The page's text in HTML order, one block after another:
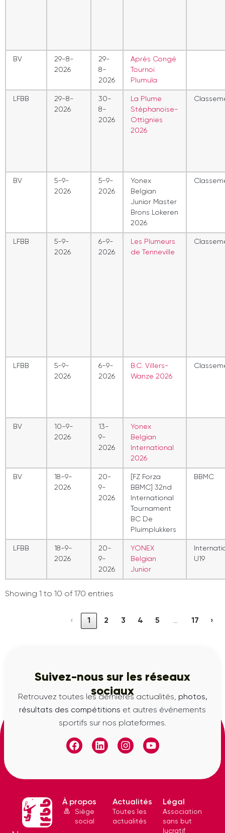
BV
29-8-
2026
29-
8-
2026
Après Congé
Tournoi
Plumula
LFBB
29-8-
2026
30-
8-
2026
La Plume
Stéphanoise-
Ottignies
2026
BV
5-9-
2026
5-9-
2026
Yonex
Belgian
Junior Master
Brons Lokeren
2026
LFBB
5-9-
2026
6-9-
2026
Les Plumeurs
de Tenneville
LFBB
5-9-
2026
6-9-
2026
B.C. Villers-
Wanze 2026
BV
10-9-
2026
13-
9-
2026
Yonex
Belgian
International
2026
BV
18-9-
2026
20-
9-
2026
[FZ Forza
BBMC] 32nd
International
Tournament
BC De
Pluimplukkers
BBMC
LFBB
18-9-
2026
20-
9-
2026
YONEX
Belgian
Junior
U19
Showing 1 to 10 of 170 entries
‹ 1 2 3 4 5 … 17 ›
Suivez-nous sur les réseaux
sociaux
Retrouvez toutes les dernières actualités, photos,
résultats des compétitions et autres événements
sportifs sur nos plateformes.
À propos
Siège
social
Actualités
Toutes les
actualités
Légal
Association
sans but
lucratif